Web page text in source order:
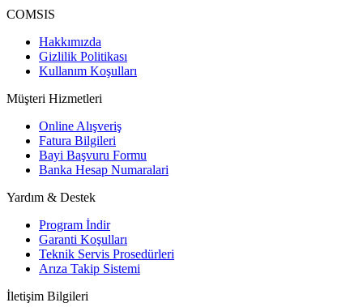
COMSIS
Hakkımızda
Gizlilik Politikası
Kullanım Koşulları
Müşteri Hizmetleri
Online Alışveriş
Fatura Bilgileri
Bayi Başvuru Formu
Banka Hesap Numaralari
Yardım & Destek
Program İndir
Garanti Koşulları
Teknik Servis Prosedürleri
Arıza Takip Sistemi
İletişim Bilgileri